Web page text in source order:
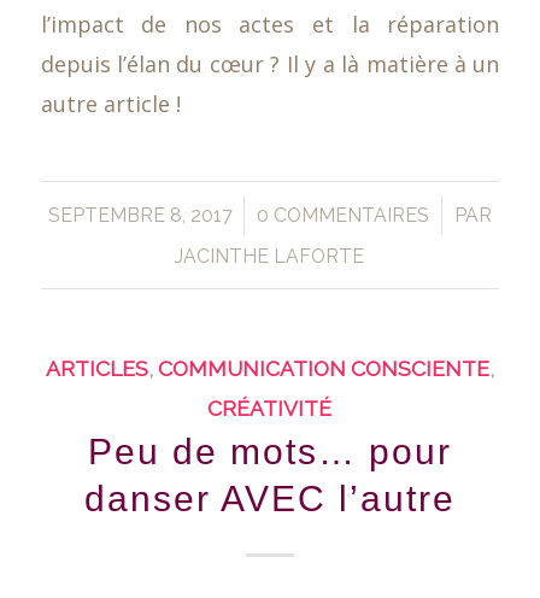
l’impact de nos actes et la réparation
depuis l’élan du cœur ? Il y a là matière à un
autre article !
SEPTEMBRE 8, 2017
/ 0 COMMENTAIRES
/
PAR
JACINTHE LAFORTE
ARTICLES,COMMUNICATION CONSCIENTE,
CRÉATIVITÉ
Peu de mots… pour
danser AVEC l’autre